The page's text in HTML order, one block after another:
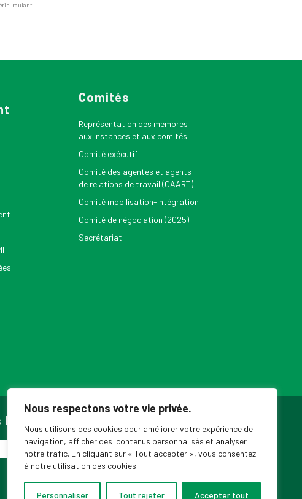
Nous respectons votre vie privée.
Nous utilisons des cookies pour améliorer votre expérience de
navigation, afficher des contenus personnalisés et analyser
notre trafic. En cliquant sur « Tout accepter », vous consentez
à notre utilisation des cookies.
Personnaliser Tout rejeter Accepter tout
roulant
Comités
Représentation des membres
aux instances et aux comités
Comité exécutif
Comité des agentes et agents
de relations de travail (CAART)
Comité mobilisation-intégration
Comité de négociation (2025)
Secrétariat
du SPPEUQAM